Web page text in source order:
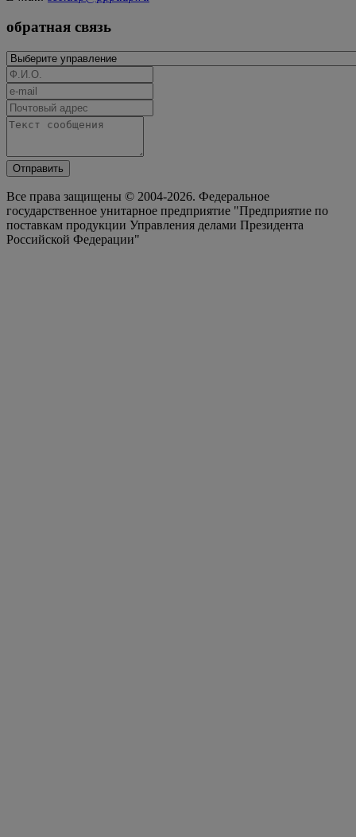
обратная связь
Отправить
Все права защищены © 2004-2026. Федеральное
государственное унитарное предприятие "Предприятие по
поставкам продукции Управления делами Президента
Российской Федерации"